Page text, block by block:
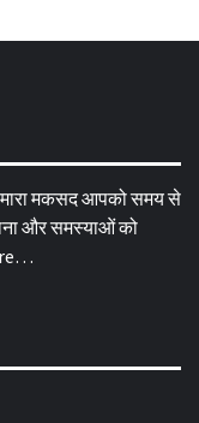
मकसद आपको समय से
और समस्याओं को